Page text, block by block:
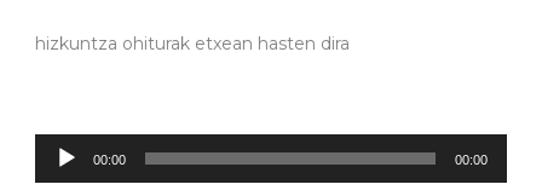
hizkuntza ohiturak etxean hasten dira
Soinu
erreproduzigailua
00:00 00:00